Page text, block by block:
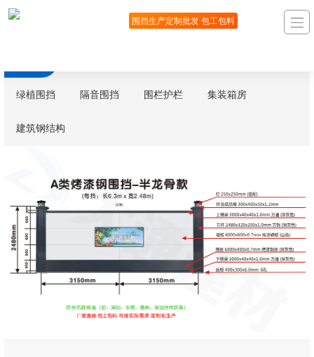
围挡生产定制批发 包工包料
绿植围挡 隔音围挡 围栏护栏 集装箱房
建筑钢结构